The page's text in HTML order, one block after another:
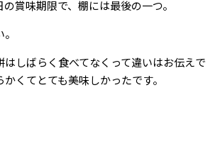
賞味期限で、棚には最後の一つ。
しばらく食べてなくって違いはお伝えで
くてとても美味しかったです。